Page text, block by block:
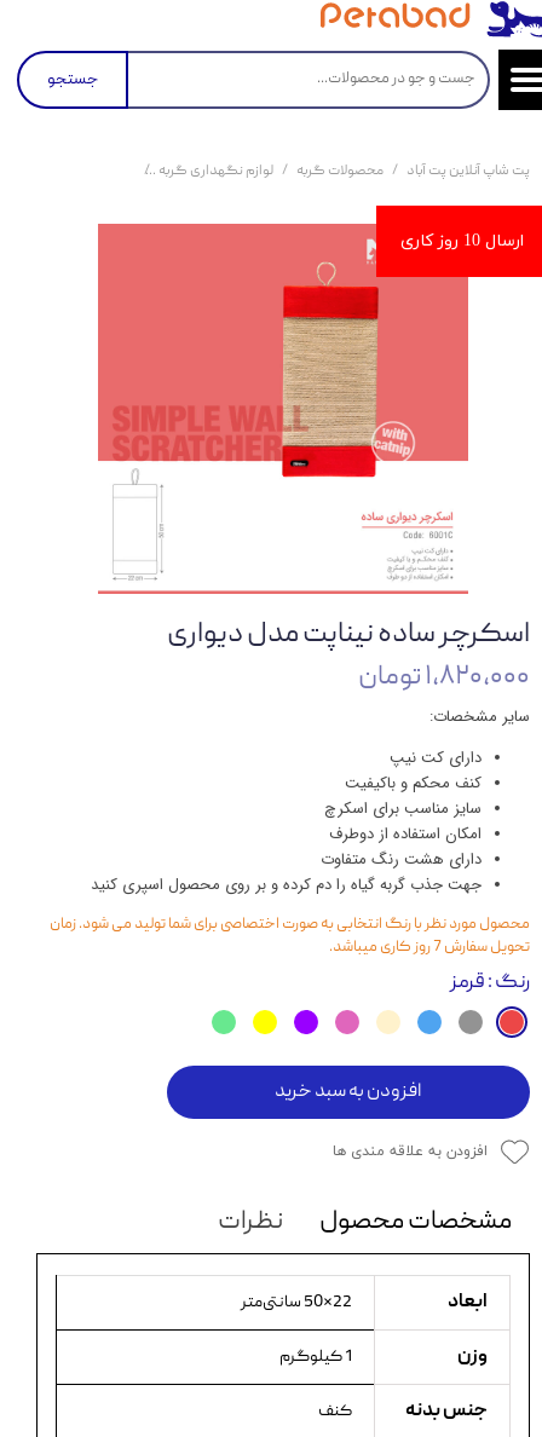
جستجو
پت شاپ آنلاین پت آباد محصولات گربه لوازم نگهداری گربه
اسکرچر ساده نیناپت مدل دیواری
۱,۸۲۰,۰۰۰ تومان
سایر مشخصات:
دارای کت نیپ
کنف محکم و باکیفیت
سایز مناسب برای اسکرچ
امکان استفاده از دوطرف
دارای هشت رنگ متفاوت
جهت جذب گربه گیاه را دم کرده و بر روی محصول اسپری کنید
محصول مورد نظر با رنگ انتخابی به صورت اختصاصی برای شما تولید می شود. زمان
تحویل سفارش 7 روز کاری میباشد.
رنگ: قرمز
افزودن به سبد خرید
افزودن به علاقه مندی ها
مشخصات محصول نظرات
ابعاد 22×50 سانتی‌متر
وزن 1 کیلوگرم
جنس بدنه کنف